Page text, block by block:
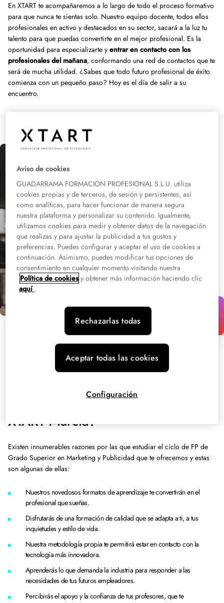
En XTART te acompañaremos a lo largo de todo el proceso formativo
para que nunca te sientas solo. Nuestro equipo docente, todos ellos
profesionales en activo y destacados en su sector, sacará a la luz tu
talento para que puedas convertirte en el mejor profesional. Es la
oportunidad para especializarte y entrar en contacto con los
profesionales del mañana, conformando una red de contactos que te
será de mucha utilidad. ¿Sabes que todo futuro profesional de éxito
comienza con un pequeño paso? Hoy es el día de salir a su
encuentro.
Grado Superior en Marketing y
Publicidad
¿Por qué estudiar el Ciclo Superior
en Marketing y Publicidad con
XTART Murcia?
Existen innumerables razones por las que estudiar el ciclo de FP de
Grado Superior en Marketing y Publicidad que te ofrecemos y estas
son algunas de ellas:
Nuestros novedosos formatos de aprendizaje te convertirán en el
profesional que sueñas.
Disfrutarás de una formación de calidad que se adapta a ti, a tus
inquietudes y estilo de vida.
Nuestra metodología propia te permitirá estar en contacto con la
tecnología más innovadora.
Aprenderás lo que demanda la industria para responder a las
necesidades de tus futuros empleadores.
Percibirás el apoyo y la confianza de tus profesores, que te
Aviso de cookies
GUADARRAMA FORMACION PROFESIONAL S.L.U. utiliza
cookies propias y de terceros, de sesión y persistentes, así
como analíticas, para hacer funcionar de manera segura
nuestra plataforma y personalizar su contenido. Igualmente,
utilizamos cookies para medir y obtener datos de la navegación
que realizas y para ajustar la publicidad a tus gustos y
preferencias. Puedes configurar y aceptar el uso de cookies a
continuación. Asimismo, puedes modificar tus opciones de
consentimiento en cualquier momento visitando nuestra
Política de cookies y obtener más información haciendo clic
aquí .
Rechazarlas todas
Aceptar todas las cookies
Configuración